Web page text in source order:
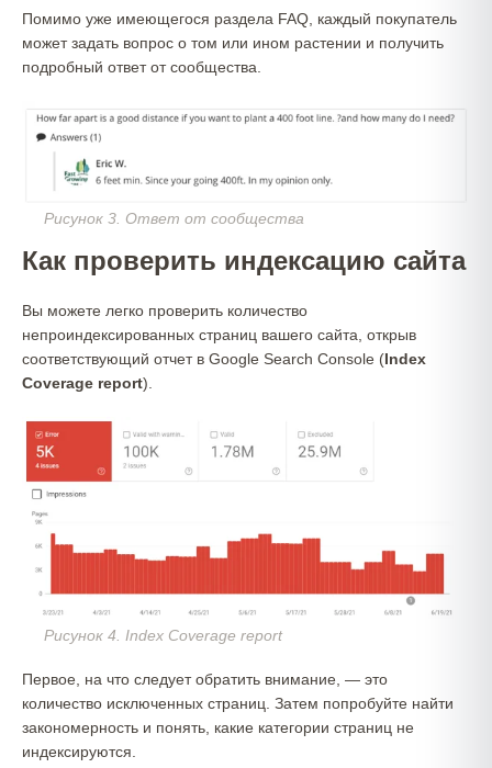
Помимо уже имеющегося раздела FAQ, каждый покупатель
может задать вопрос о том или ином растении и получить
подробный ответ от сообщества.
Рисунок 3. Ответ от сообщества
Как проверить индексацию сайта
Вы можете легко проверить количество
непроиндексированных страниц вашего сайта, открыв
соответствующий отчет в Google Search Console (Index
Coverage report).
Рисунок 4. Index Coverage report
Первое, на что следует обратить внимание, — это
количество исключенных страниц. Затем попробуйте найти
закономерность и понять, какие категории страниц не
индексируются.